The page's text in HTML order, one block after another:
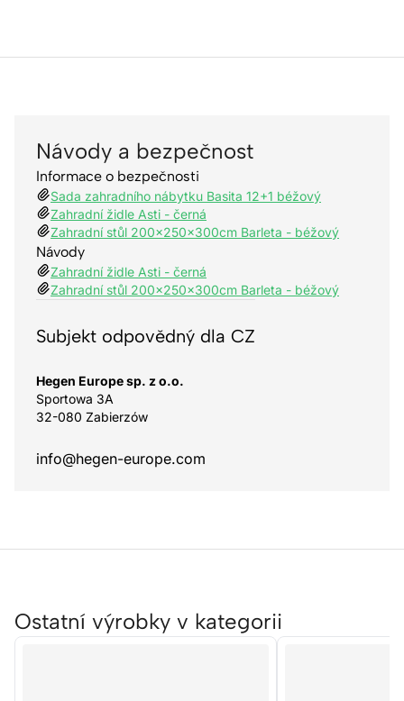
Návody a bezpečnost
Informace o bezpečnosti
Sada zahradního nábytku Basita 12+1 béžový
Zahradní židle Asti - černá
Zahradní stůl 200x250x300cm Barleta - béžový
Návody
Zahradní židle Asti - černá
Zahradní stůl 200x250x300cm Barleta - béžový
Subjekt odpovědný dla CZ
Hegen Europe sp. z o.o.
Sportowa 3A
32-080 Zabierzów
info@hegen-europe.com
Ostatní výrobky v kategorii